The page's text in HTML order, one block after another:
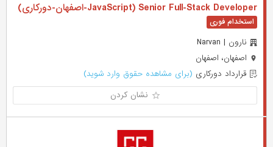
Senior Full-Stack Developer (JavaScript-اصفهان-دورکاری)
نارون | Narvan
اصفهان، اصفهان
قرارداد دورکاری (برای مشاهده حقوق وارد شوید)
نشان کردن